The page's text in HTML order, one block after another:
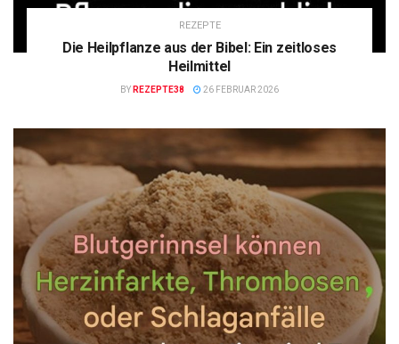
REZEPTE
Die Heilpflanze aus der Bibel: Ein zeitloses
Heilmittel
BY REZEPTE38 26 FEBRUAR 2026